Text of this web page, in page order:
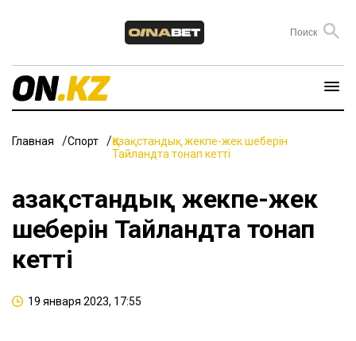
Главная Спорт
Қазақстандық жекпе-жек шеберін
Тайландта тонап кетті
Қазақстандық жекпе-жек
шеберін Тайландта тонап
кетті
19 января 2023, 17:55